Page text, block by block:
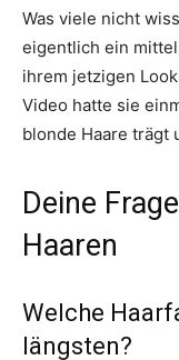
Was viele nicht
eigentlich ein
ihrem jetzigen
Video hatte sie
blonde Haare trägt
Deine
Haaren
Welche
längsten?